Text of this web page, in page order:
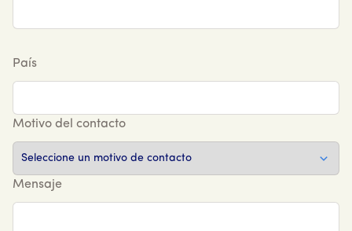
País
Motivo del contacto
Mensaje